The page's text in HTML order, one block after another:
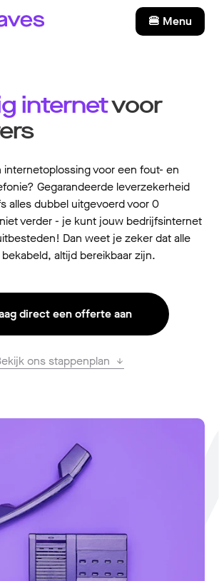
🍔 Menu
internetvoor
internetoplossing voor een fout- en
Gegarandeerde leverzekerheid
alles dubbel uitgevoerd voor 0
verder - je kunt jouw bedrijfsinternet
Dan weet je zeker dat alle
altijd bereikbaar zijn.
direct een offerte aan
ons stappenplan